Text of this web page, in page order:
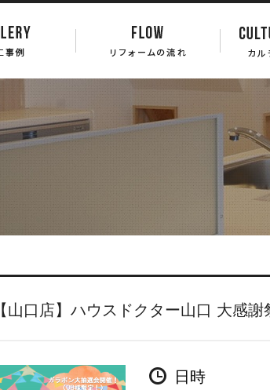
【山口店】ハウスドクター山口 大感謝
日時